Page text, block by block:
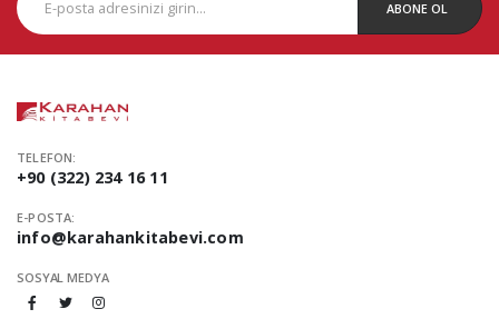
ABONE OL
TELEFON:
+90 (322) 234 16 11
E-POSTA:
info@karahankitabevi.com
SOSYAL MEDYA